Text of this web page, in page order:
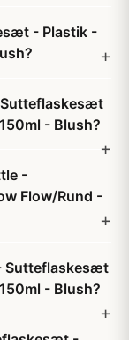
- Plastik -
Sutteflaskesæt
- Blush?
-
Flow/Rund -
Sutteflaskesæt
- Blush?